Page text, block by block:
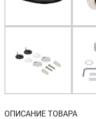
ОПИСАНИЕ ТОВАРА